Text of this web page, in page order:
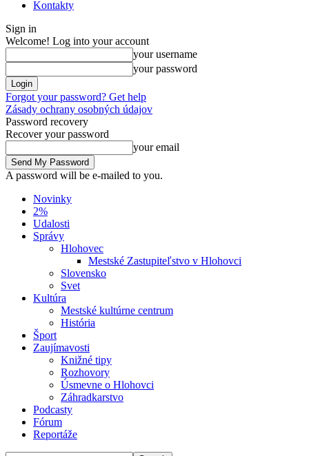
Kontakty
Sign in
Welcome! Log into your account
your username
your password
Forgot your password? Get help
Zásady ochrany osobných údajov
Password recovery
Recover your password
your email
A password will be e-mailed to you.
Novinky
2%
Udalosti
Správy
Hlohovec
Mestské Zastupiteľstvo v Hlohovci
Slovensko
Svet
Kultúra
Mestské kultúrne centrum
História
Šport
Zaujímavosti
Knižné tipy
Rozhovory
Úsmevne o Hlohovci
Záhradkarstvo
Podcasty
Fórum
Reportáže